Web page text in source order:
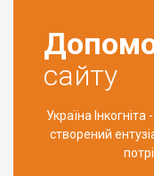
сайту
Україна
створений